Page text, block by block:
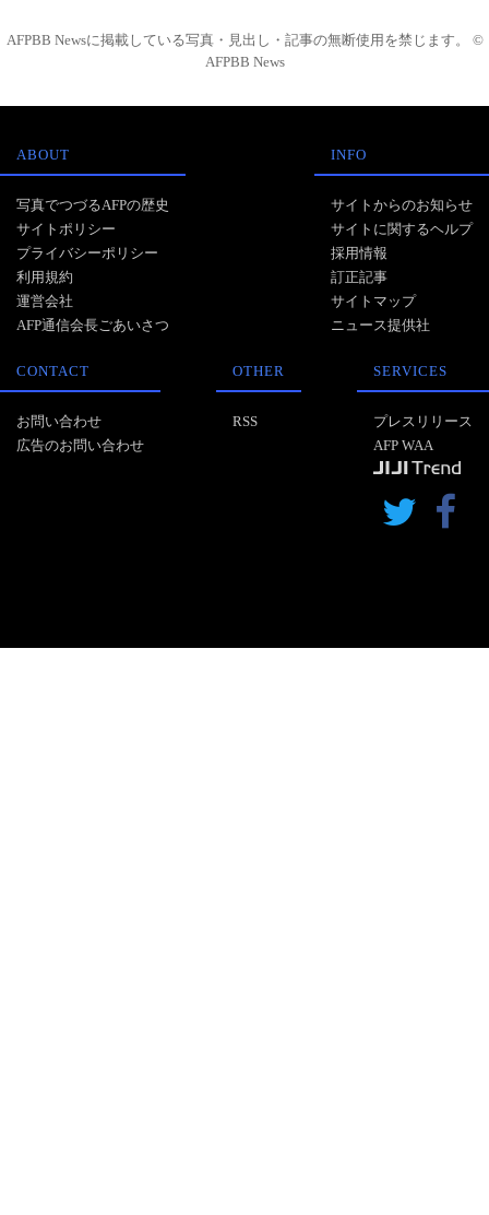
AFPBB Newsに掲載している写真・見出し・記事の無断使用を禁じます。 ©
AFPBB News
ABOUT
写真でつづるAFPの歴史
サイトポリシー
プライバシーポリシー
利用規約
運営会社
AFP通信会長ごあいさつ
INFO
サイトからのお知らせ
サイトに関するヘルプ
採用情報
訂正記事
サイトマップ
ニュース提供社
CONTACT
お問い合わせ
広告のお問い合わせ
OTHER
RSS
SERVICES
プレスリリース
AFP WAA